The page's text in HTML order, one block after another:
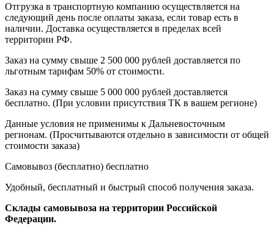
Отгрузка в транспортную компанию осуществляется на
следующий день после оплаты заказа, если товар есть в
наличии. Доставка осуществляется в пределах всей
территории РФ.
Заказ на сумму свыше 2 500 000 рублей доставляется по
льготным тарифам 50% от стоимости.
Заказ на сумму свыше 5 000 000 рублей доставляется
бесплатно. (При условии присутствия ТК в вашем регионе)
Данные условия не применимы к Дальневосточным
регионам. (Просчитываются отдельно в зависимости от общей
стоимости заказа)
Самовывоз (бесплатно) бесплатно
Удобный, бесплатный и быстрый способ получения заказа.
Склады самовывоза на территории Российской
Федерации.